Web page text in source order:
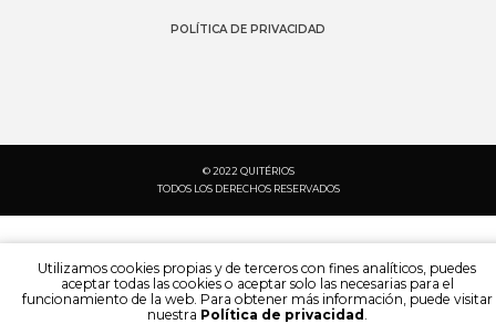
POLÍTICA DE PRIVACIDAD
© 2022 QUITÉRIOS
TODOS LOS DERECHOS RESERVADOS
Utilizamos cookies propias y de terceros con fines analíticos, puedes
aceptar todas las cookies o aceptar solo las necesarias para el
funcionamiento de la web. Para obtener más información, puede visitar
nuestra Política de privacidad .